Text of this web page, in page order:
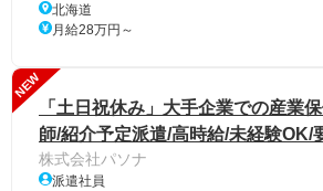
北海道
月給28万円～
NEW
「土日祝休み」大手企業での産業
師/紹介予定派遣/高時給/未経験OK/
株式会社パソナ
派遣社員